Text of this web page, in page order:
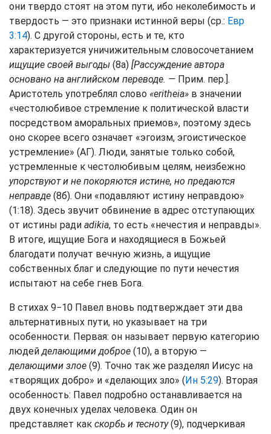
они твердо стоят на этом пути, ибо неколебимость и
твердость — это признаки истинной веры (ср.: Евр
3:14). С другой стороны, есть и те, кто
характеризуется уничижительным словосочетанием
ищущие своей выгоды (8а) [Рассуждение автора
основано на английском переводе. — Прим. пер.].
Аристотель употреблял слово «eritheia» в значении
«честолюбивое стремление к политической власти
посредством аморальных приемов», поэтому здесь
оно скорее всего означает «эгоизм, эгоистическое
устремление» (АГ). Люди, занятые только собой,
устремленные к честолюбивым целям, неизбежно
упорствуют и не покоряются истине, но предаются
неправде (8б). Они «подавляют истину неправдою»
(1:18). Здесь звучит обвинение в адрес отступающих
от истины ради adikia, то есть «нечестия и неправды».
В итоге, ищущие Бога и находящиеся в Божьей
благодати получат вечную жизнь, а ищущие
собственных благ и следующие по пути нечестия
испытают на себе гнев Бога.
В стихах 9−10 Павел вновь подтверждает эти два
альтернативных пути, но указывает на три
особенности. Первая: он называет первую категорию
людейделающими доброе (10), а вторую —
делающими злое (9). Точно так же разделял Иисус на
«творящих добро» и «делающих зло» (Ин 5:29). Вторая
особенность: Павел подробно останавливается на
двух конечных уделах человека. Один он
представляет как скорбь и тесноту(9), подчеркивая